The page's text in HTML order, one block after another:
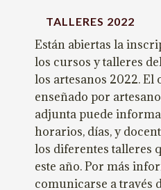
TALLERES 2022
Están abiertas la
los cursos y talleres
los artesanos 2022. El
enseñado por
adjunta puede
horarios, días, y
los diferentes talleres
este año. Por más
comunicarse a través